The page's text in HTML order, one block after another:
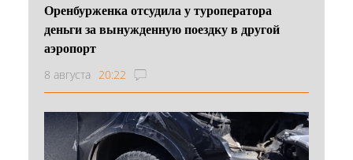
Оренбурженка отсудила у туроператора
деньги за вынужденную поездку в другой
аэропорт
8 августа 20:22